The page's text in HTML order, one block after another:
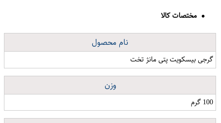
مختصات کالا
نام محصول
گرجی بیسکویت پتی مانژ تخت
وزن
100 گرم